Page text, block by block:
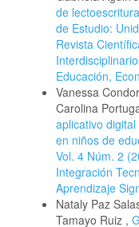
de
de Estudio:
Revista
Educación,
Vanessa
Carolina
aplicativo
en niños de
Vol. 4 Núm. 2
Integración
Aprendizaje
Nataly Paz
Tamayo Ruiz ,